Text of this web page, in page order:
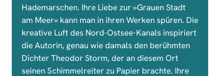
Hademarschen. Ihre Liebe zur »Grauen Stadt
am Meer« kann man in ihren Werken spüren. Die
kreative Luft des Nord-Ostsee-Kanals inspiriert
die Autorin, genau wie damals den berühmten
Dichter Theodor Storm, der an diesem Ort
seinen Schimmelreiter zu Papier brachte. Ihre